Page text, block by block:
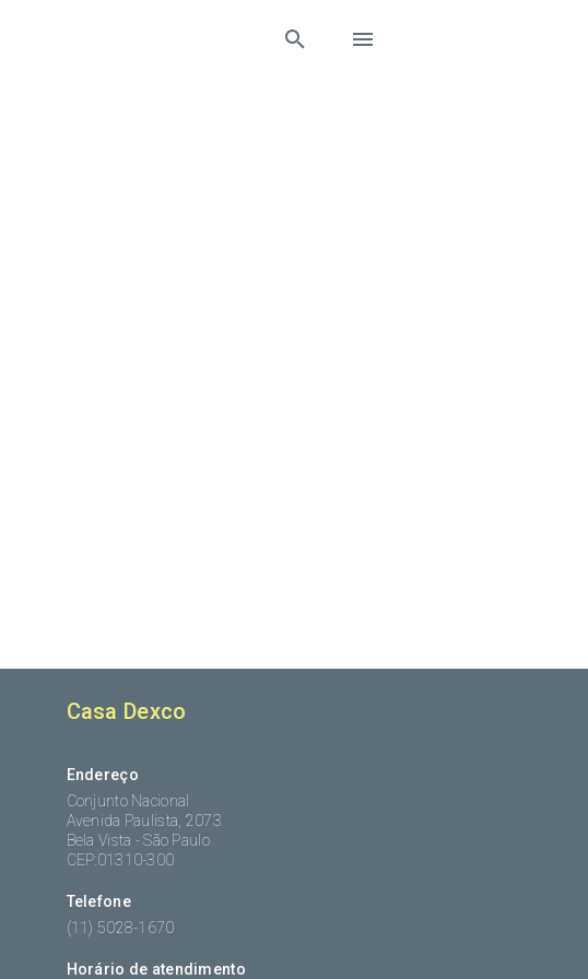
Casa Dexco
Endereço
Conjunto Nacional
Avenida Paulista, 2073
Bela Vista - São Paulo
CEP:01310-300
Telefone
(11) 5028-1670
Horário de atendimento